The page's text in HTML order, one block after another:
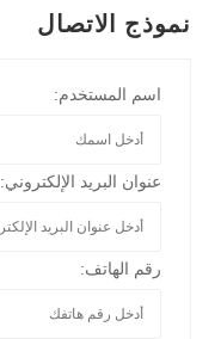
نموذج الاتصال
اسم المستخدم:
عنوان البريد الإلكتروني:
رقم الهاتف: